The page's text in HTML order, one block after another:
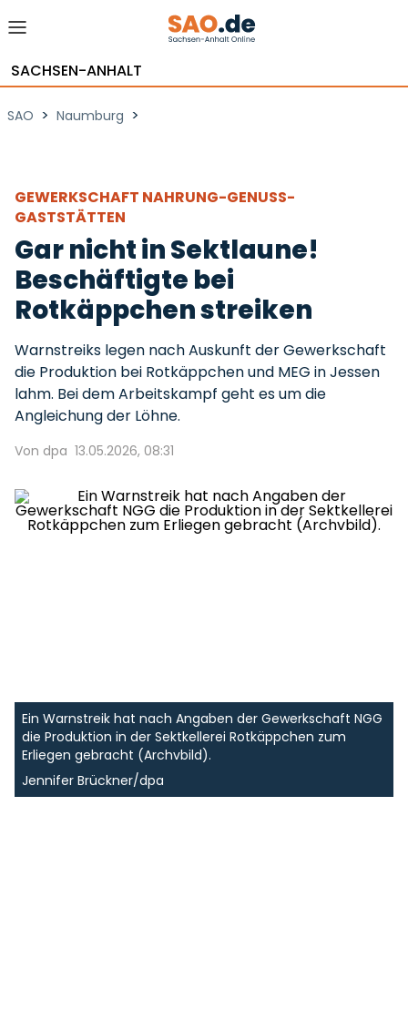
SACHSEN-ANHALT
SAO > Naumburg >
GEWERKSCHAFT NAHRUNG-GENUSS-
GASTSTÄTTEN
Gar nicht in Sektlaune!
Beschäftigte bei
Rotkäppchen streiken
Warnstreiks legen nach Auskunft der Gewerkschaft
die Produktion bei Rotkäppchen und MEG in Jessen
lahm. Bei dem Arbeitskampf geht es um die
Angleichung der Löhne.
Von dpa 13.05.2026, 08:31
Ein Warnstreik hat nach Angaben der Gewerkschaft NGG
die Produktion in der Sektkellerei Rotkäppchen zum
Erliegen gebracht (Archvbild).
Jennifer Brückner/dpa